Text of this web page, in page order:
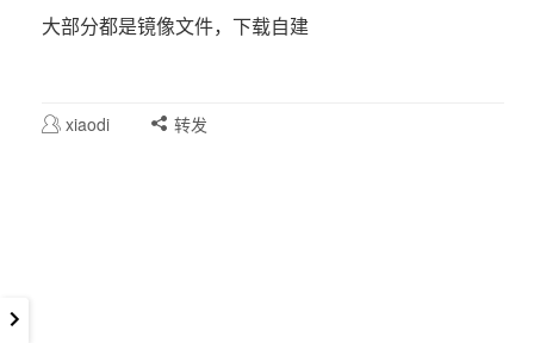
大部分都是镜像文件，下载自建
xiaodi 转发